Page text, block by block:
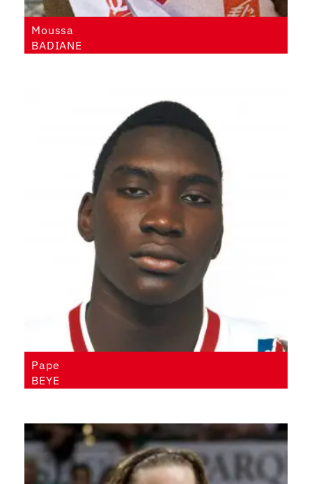
Moussa
BADIANE
Pape
BEYE